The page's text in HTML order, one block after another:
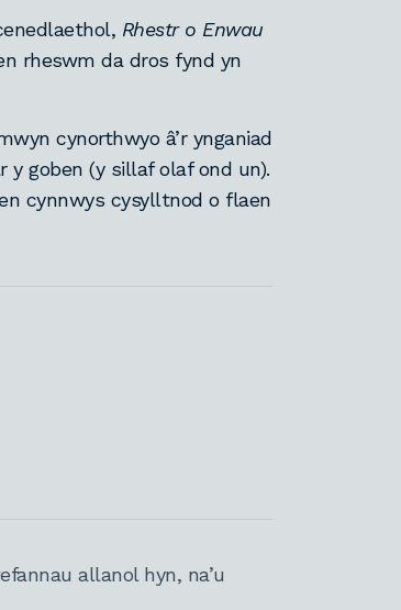
Rhestr o Enwau
rheswm da dros fynd yn
cynorthwyo â’r ynganiad
y goben (y sillaf olaf ond un).
cynnwys cysylltnod o flaen
allanol hyn, na’u